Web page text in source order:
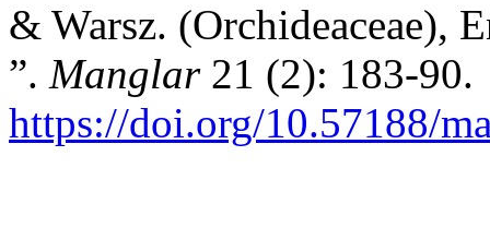
& Warsz. (Orchideaceae),
”. Manglar21 (2): 183-90.
https://doi.org/10.57188/